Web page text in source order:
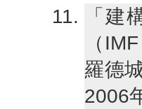
「建
（
羅德
2006